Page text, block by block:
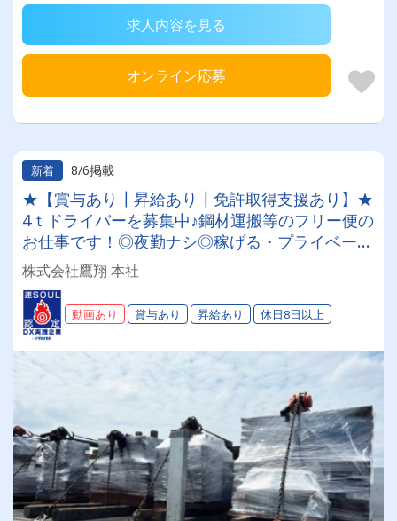
求人内容を見る
オンライン応募
新着 8/6掲載
★【賞与あり┃昇給あり┃免許取得支援あり】★
4ｔドライバーを募集中♪鋼材運搬等のフリー便の
お仕事です！◎夜勤ナシ◎稼げる・プライベート
も充実可◎手積み手降ろしナシ◎福利厚生が充実
◎未経験者歓迎◎経験者優遇
株式会社鷹翔 本社
動画あり 賞与あり 昇給あり 休日8日以上